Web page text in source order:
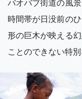
バオバブ街道の風
時間帯が日没前の
形の巨木が映える
ことのできない特別